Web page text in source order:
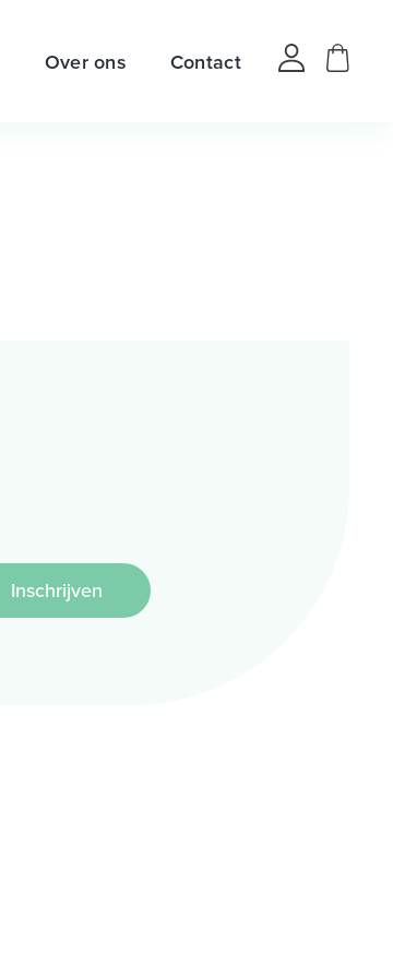
Over ons Contact
Inschrijven